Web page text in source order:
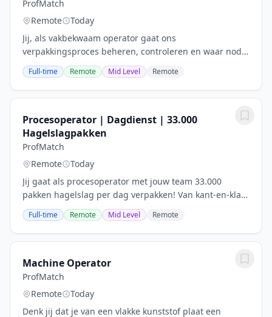
ProfMatch
Remote
Today
Jij, als vakbekwaam operator gaat ons
verpakkingsproces beheren, controleren en waar nodig
bijsturen. Samen met jouw ploeg verpak je 8000
pakken meel per dag. Je krijgt o.a. Te maken met:
Vulmachines...
Full-time Remote Mid Level Remote
Procesoperator | Dagdienst | 33.000
Hagelslagpakken
ProfMatch
Remote
Today
Jij gaat als procesoperator met jouw team 33.000
pakken hagelslag per dag verpakken! Van kant-en-klare
hagelslag tot en met consumentenverpakking en
verscheping, jij controleert en stuurt het gehele...
Full-time Remote Mid Level Remote
Machine Operator
ProfMatch
Remote
Today
Denk jij dat je van een vlakke kunststof plaat een